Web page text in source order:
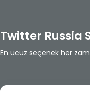
Twitter Russia
En ucuz seçenek her